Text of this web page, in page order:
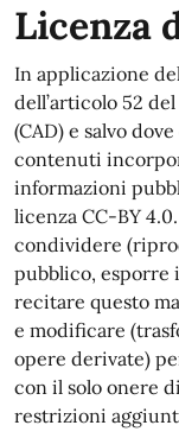
Licenza
In applicazione
dell’articolo 52
(CAD) e salvo
contenuti
informazioni
licenza CC-BY
condividere
pubblico, esporre
recitare questo
e modificare
opere derivate)
con il solo onere
restrizioni